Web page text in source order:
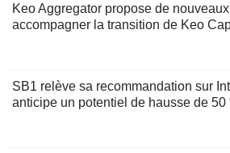
Keo Aggregator propose de
accompagner la transition de Keo
SB1 relève sa recommandation sur
anticipe un potentiel de hausse de 50